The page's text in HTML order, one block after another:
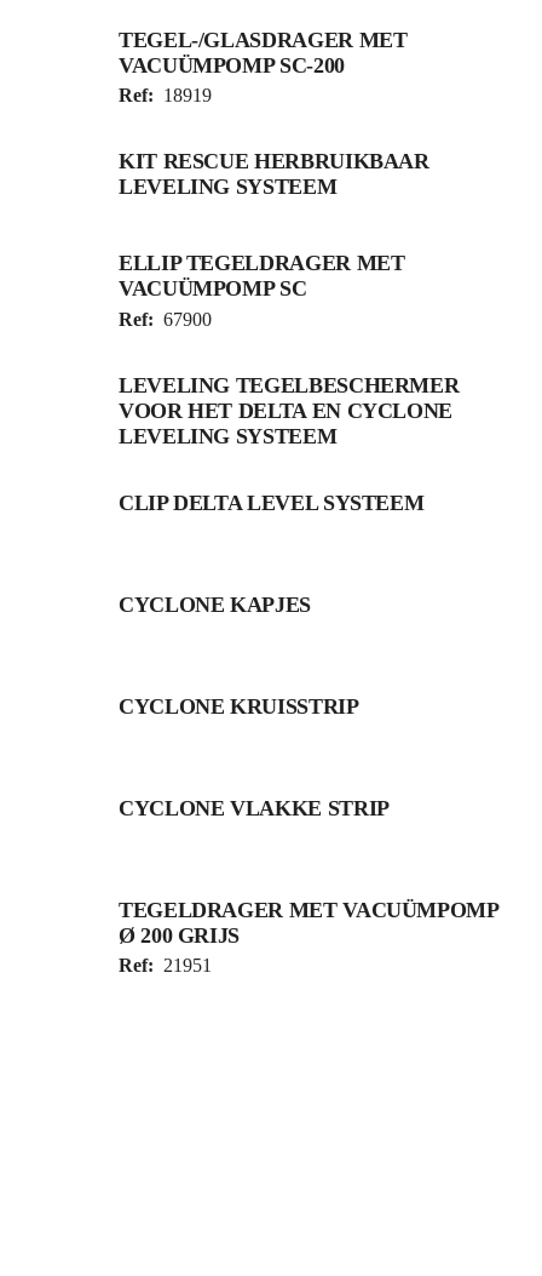
TEGEL-/GLASDRAGER MET
VACUÜMPOMP SC-200
Ref: 18919
KIT RESCUE HERBRUIKBAAR
LEVELING SYSTEEM
ELLIP TEGELDRAGER MET
VACUÜMPOMP SC
Ref: 67900
LEVELING TEGELBESCHERMER
VOOR HET DELTA EN CYCLONE
LEVELING SYSTEEM
CLIP DELTA LEVEL SYSTEEM
CYCLONE KAPJES
CYCLONE KRUISSTRIP
CYCLONE VLAKKE STRIP
TEGELDRAGER MET VACUÜMPOMP
Ø 200 GRIJS
Ref: 21951